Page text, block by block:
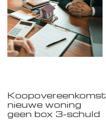
Koopovereenkomst
nieuwe woning
geen box 3-schuld